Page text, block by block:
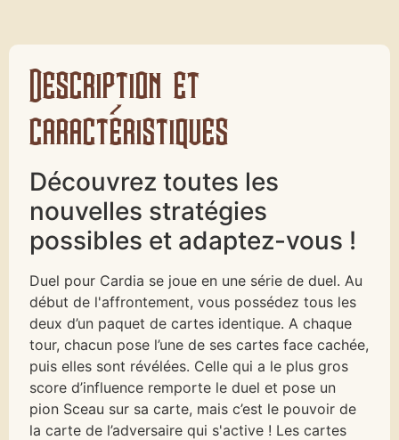
Description et
caractéristiques
Découvrez toutes les
nouvelles stratégies
possibles et adaptez-vous !
Duel pour Cardia se joue en une série de duel. Au
début de l'affrontement, vous possédez tous les
deux d’un paquet de cartes identique. A chaque
tour, chacun pose l’une de ses cartes face cachée,
puis elles sont révélées. Celle qui a le plus gros
score d’influence remporte le duel et pose un
pion Sceau sur sa carte, mais c’est le pouvoir de
la carte de l’adversaire qui s'active ! Les cartes